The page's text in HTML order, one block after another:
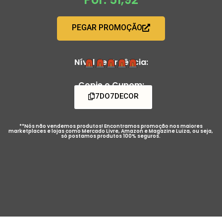
PEGAR PROMOÇÃO
Nível de Urgência:
Copie o Cupom:
7DO7DECOR
**Nós não vendemos produtos! Encontramos promoção nos maiores
marketplaces e lojas como Mercado Livre, Amazon e Magazine Luiza, ou seja,
só postamos produtos 100% seguros.